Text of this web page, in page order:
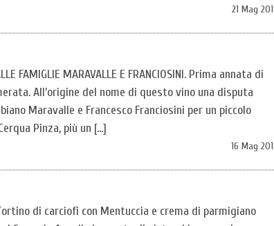
21 Mag
FAMIGLIE MARAVALLE E FRANCIOSINI. Prima annata di
All’origine del nome di questo vino una disputa
Maravalle e Francesco Franciosini per un piccolo
Pinza, più un […]
16 Mag
di carciofi con Mentuccia e crema di parmigiano